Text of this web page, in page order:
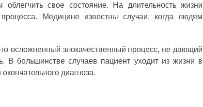
облегчить свое состояние. На длительность жизни
процесса. Медицине известны случаи, когда людям
осложненный злокачественный процесс, не дающий
В большинстве случаев пациент уходит из жизни в
диагноза.